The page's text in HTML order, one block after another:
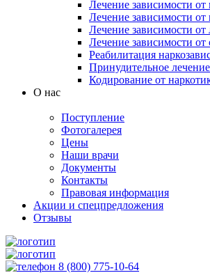
Лечение зависимости от
Лечение зависимости от
Лечение зависимости от
Лечение зависимости от
Реабилитация
Принудительное
Кодирование от
О нас
Поступление
Фотогалерея
Цены
Наши врачи
Документы
Контакты
Правовая информация
Акции и спецпредложения
Отзывы
8 (800) 775-10-64